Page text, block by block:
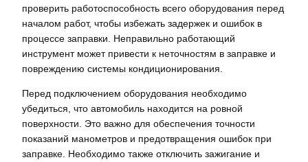
проверить работоспособность всего оборудования перед
началом работ, чтобы избежать задержек и ошибок в
процессе заправки. Неправильно работающий
инструмент может привести к неточностям в заправке и
повреждению системы кондиционирования.
Перед подключением оборудования необходимо
убедиться, что автомобиль находится на ровной
поверхности. Это важно для обеспечения точности
показаний манометров и предотвращения ошибок при
заправке. Необходимо также отключить зажигание и